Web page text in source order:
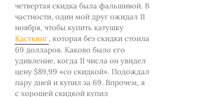
четвертая скидка была фальшивой. В
частности, один мой друг ожидал 11
ноября, чтобы купить катушку
Касткинг, которая без скидки стоила
69 долларов. Каково было его
удивление, когда 11 числа он увидел
цену $89,99 «со скидкой». Подождал
пару дней и купил за 69. Впрочем, я
с хорошей скидкой купил